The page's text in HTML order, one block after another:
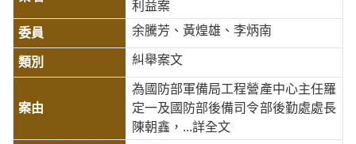
利益案
余騰芳、黃煌雄、李炳南
糾舉案文
為國防部軍備局工程營產中心主任羅
定一及國防部後備司令部後勤處處長
陳朝鑫， ...詳全文